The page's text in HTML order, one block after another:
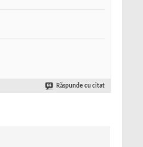
Răspunde cu citat